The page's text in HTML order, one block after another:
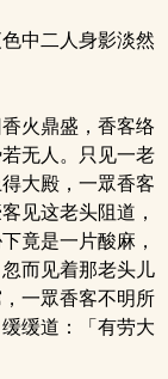
中二人身影淡然
火鼎盛，香客络
无人。只见一老
大殿，一眾香客
见这老头阻道，
竟是一片酸麻，
而见着那老头儿
一眾香客不明所
缓道：「有劳大